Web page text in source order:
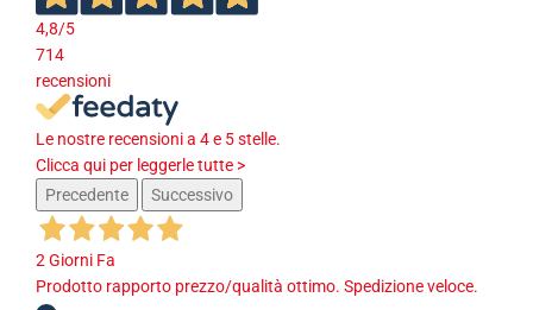
4,8/5
714
recensioni
Le nostre recensioni a 4 e 5 stelle.
Clicca qui per leggerle tutte >
Precedente
Successivo
2 Giorni Fa
Prodotto rapporto prezzo/qualità ottimo. Spedizione veloce.